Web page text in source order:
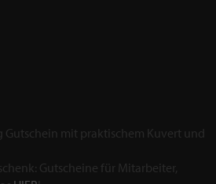
Gutscheine für Mitarbeiter,